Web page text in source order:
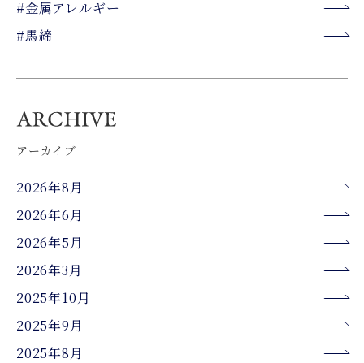
#金属アレルギー
#馬締
アーカイブ
2026年8月
2026年6月
2026年5月
2026年3月
2025年10月
2025年9月
2025年8月